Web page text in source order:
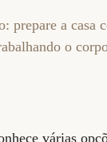
prepare a casa
o
várias